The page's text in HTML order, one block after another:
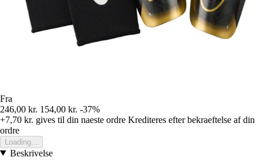
Fra
246,00 kr. 154,00 kr. -37%
+7,70 kr. gives til din naeste ordre Krediteres efter bekraeftelse af din
ordre
Loading...
Beskrivelse